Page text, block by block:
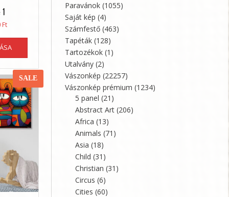
FtÁrtartomány:
35600 Ft
Ennek
terméknek
több
variációja
van.
A
változatok
a
termékoldalon
SALE
Paravánok (1055)
Saját kép (4)
Számfestő (463)
Tapéták (128)
Tartozékok (1)
Utalvány (2)
Vászonkép (22257)
Vászonkép prémium (1234)
5 panel (21)
Abstract Art (206)
Africa (13)
Animals (71)
Asia (18)
Child (31)
Christian (31)
Circus (6)
Cities (60)